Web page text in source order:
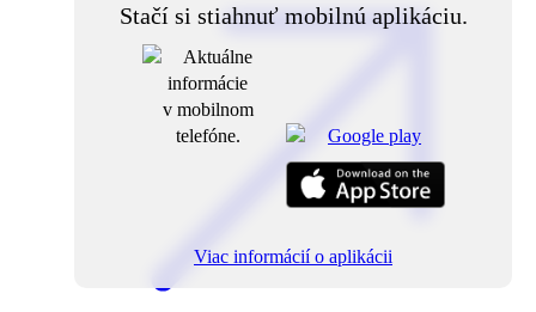
Stačí si stiahnuť mobilnú aplikáciu.
Viac informácií o aplikácii